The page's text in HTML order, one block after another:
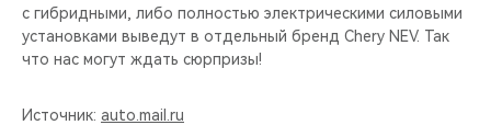
с гибридными, либо полностью электрическими силовыми
установками выведут в отдельный бренд Chery NEV. Так
что нас могут ждать сюрпризы!
Источник: auto.mail.ru